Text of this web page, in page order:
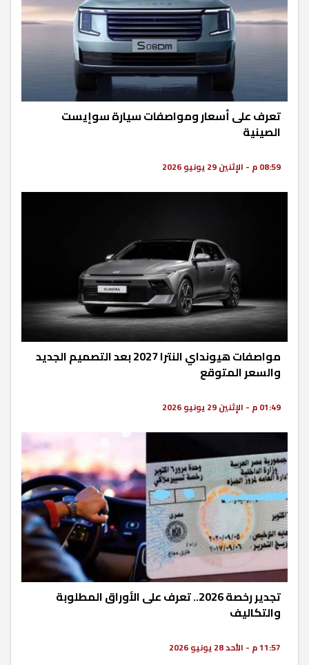
تعرف على أسعار ومواصفات سيارة سوإيست
الصينية
08:59 م - الإثنين 29 يونيو 2026
مواصفات هيونداي النترا 2027 بعد التصميم الجديد
والسعر المتوقع
01:49 م - الإثنين 29 يونيو 2026
تجدير رخصة 2026.. تعرف على الأوراق المطلوبة
والتكاليف
11:57 م - الأحد 28 يونيو 2026